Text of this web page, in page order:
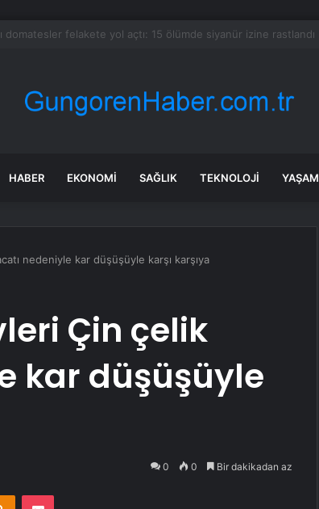
yapan çift, gizli bölmede deste deste para buldu
HABER EKONOMI SAĞLIK TEKNOLOJI YAŞAM
nedeniyle kar düşüşüyle karşı karşıya
Çin çelik
kar düşüşüyle
0 0 Bir dakikadan az
Odnoklassniki
Pocket